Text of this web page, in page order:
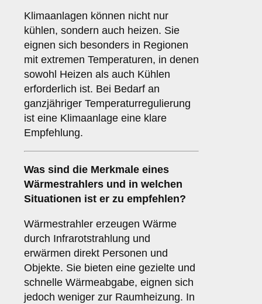
Klimaanlagen können nicht nur
kühlen, sondern auch heizen. Sie
eignen sich besonders in Regionen
mit extremen Temperaturen, in denen
sowohl Heizen als auch Kühlen
erforderlich ist. Bei Bedarf an
ganzjähriger Temperaturregulierung
ist eine Klimaanlage eine klare
Empfehlung.
Was sind die Merkmale eines
Wärmestrahlers und in welchen
Situationen ist er zu empfehlen?
Wärmestrahler erzeugen Wärme
durch Infrarotstrahlung und
erwärmen direkt Personen und
Objekte. Sie bieten eine gezielte und
schnelle Wärmeabgabe, eignen sich
jedoch weniger zur Raumheizung. In